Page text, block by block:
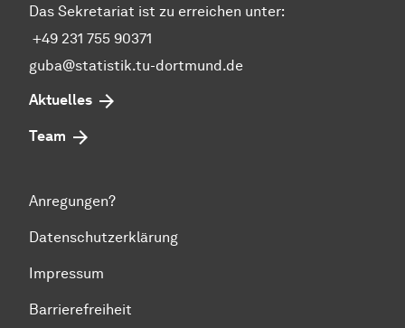
Das Sekretariat ist zu erreichen unter:
+49 231 755 90371
guba@statistik.tu-dortmund.de
Aktuelles
Team
Anregungen?
Datenschutzerklärung
Impressum
Barrierefreiheit